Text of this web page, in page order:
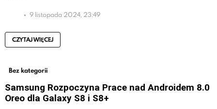
9 listopada 2024, 23:49
CZYTAJ WIĘCEJ
Bez kategorii
Samsung Rozpoczyna Prace nad Androidem 8.0
Oreo dla Galaxy S8 i S8+